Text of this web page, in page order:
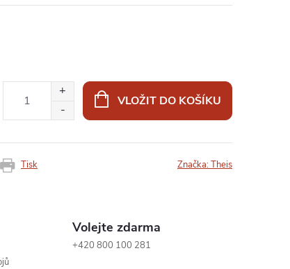
VLOŽIT DO KOŠÍKU
Tisk Značka:Theis
Volejte zdarma
+420 800 100 281